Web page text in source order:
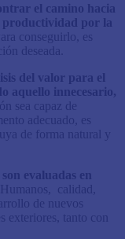
el camino hacia
productividad por la
conseguirlo, es
deseada.
del valor para el
aquello innecesario,
sea capaz de
adecuado, es
de forma natural y
evaluadas en
Humanos, calidad,
de nuevos
exteriores, tanto con